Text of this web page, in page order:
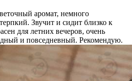
аромат, немного
Звучит и сидит близко к
для летних вечеров, очень
и повседневный. Рекомендую.